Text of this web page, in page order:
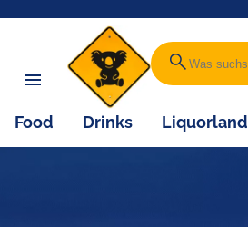
search
Food Drinks Liquorland